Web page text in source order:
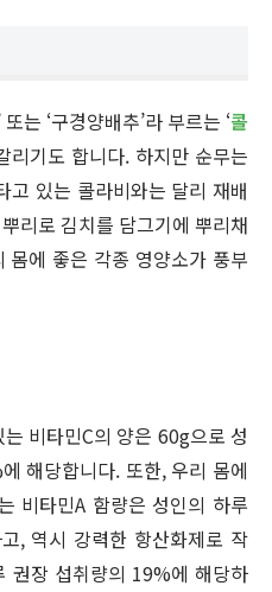
는 ‘구경양배추’라 부르는 ‘콜
리기도 합니다. 하지만 순무는
고 있는 콜라비와는 달리 재배
리로 김치를 담그기에 뿌리채
몸에 좋은 각종 영양소가 풍부
비타민C의 양은 60g으로 성
해당합니다. 또한, 우리 몸에
비타민A 함량은 성인의 하루
, 역시 강력한 항산화제로 작
권장 섭취량의 19%에 해당하